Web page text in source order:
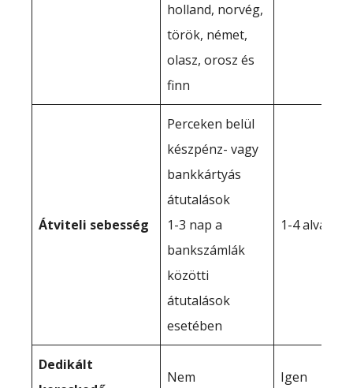
holland, norvég,
török, német,
olasz, orosz és
finn
Átviteli sebesség
Perceken belül
készpénz- vagy
bankkártyás
átutalások
1-3 nap a
bankszámlák
közötti
átutalások
esetében
1-4 alvás
Dedikált
Nem Igen